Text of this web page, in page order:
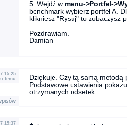
5. Wejdź w menu->Portfel-
benchmark wybierz portfel A.
klikniesz "Rysuj" to zobaczysz
Pozdrawiam,
Damian
15:25
temu
Dziękuje. Czy tą samą metodą
Podstawowe ustawienia
otrzymanych odsetek
15:37